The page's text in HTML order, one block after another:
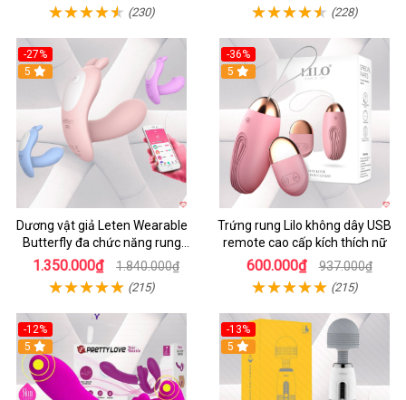
(230) (228)
-27%
5
Dương vật giả Leten Wearable
Butterfly đa chức năng rung
mạnh điều khiển app bluetooth
1.350.000₫ 1.840.000₫
(215)
-36%
5
Trứng rung Lilo không dây USB
remote cao cấp kích thích nữ
600.000₫ 937.000₫
(215)
-12%
5
-13%
5